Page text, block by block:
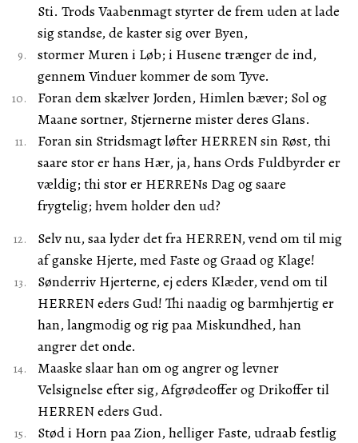
Sti. Trods Vaabenmagt styrter de frem uden at lade
sig standse, de kaster sig over Byen,
stormer Muren i Løb; i Husene trænger de ind,
gennem Vinduer kommer de som Tyve.
Foran dem skælver Jorden, Himlen bæver; Sol og
Maane sortner, Stjernerne mister deres Glans.
Foran sin Stridsmagt løfter HERREN sin Røst, thi
saare stor er hans Hær, ja, hans Ords Fuldbyrder er
vældig; thi stor er HERRENs Dag og saare
frygtelig; hvem holder den ud?
Selv nu, saa lyder det fra HERREN, vend om til mig
af ganske Hjerte, med Faste og Graad og Klage!
Sønderriv Hjerterne, ej eders Klæder, vend om til
HERREN eders Gud! Thi naadig og barmhjertig er
han, langmodig og rig paa Miskundhed, han
angrer det onde.
Maaske slaar han om og angrer og levner
Velsignelse efter sig, Afgrødeoffer og Drikoffer til
HERREN eders Gud.
Stød i Horn paa Zion, helliger Faste, udraab festlig